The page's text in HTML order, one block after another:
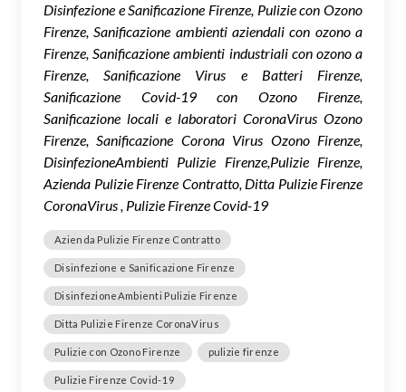
Disinfezione e Sanificazione Firenze, Pulizie con Ozono
Firenze, Sanificazione ambienti aziendali con ozono a
Firenze, Sanificazione ambienti industriali con ozono a
Firenze, Sanificazione Virus e Batteri Firenze,
Sanificazione Covid-19 con Ozono Firenze,
Sanificazione locali e laboratori CoronaVirus Ozono
Firenze, Sanificazione Corona Virus Ozono Firenze,
DisinfezioneAmbienti Pulizie Firenze,Pulizie Firenze,
Azienda Pulizie Firenze Contratto, Ditta Pulizie Firenze
CoronaVirus , Pulizie Firenze Covid-19
Azienda Pulizie Firenze Contratto
Disinfezione e Sanificazione Firenze
DisinfezioneAmbienti Pulizie Firenze
Ditta Pulizie Firenze CoronaVirus
Pulizie con Ozono Firenze pulizie firenze
Pulizie Firenze Covid-19